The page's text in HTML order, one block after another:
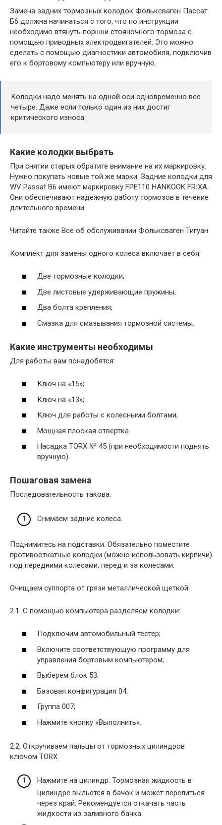
Замена задних тормозных колодок Фольксваген Пассат
Б6 должна начинаться с того, что по инструкции
необходимо втянуть поршни стояночного тормоза с
помощью приводных электродвигателей. Это можно
сделать с помощью диагностики автомобиля, подключив
его к бортовому компьютеру или вручную.
Колодки надо менять на одной оси одновременно все
четыре. Даже если только один из них достиг
критического износа.
Какие колодки выбрать
При снятии старых обратите внимание на их маркировку.
Нужно покупать новые той же марки. Задние колодки для
WV Passat B6 имеют маркировку FPE110 HANKOOK FRIXA.
Они обеспечивают надежную работу тормозов в течение
длительного времени.
Читайте также Все об обслуживании Фольксваген Тигуан
Комплект для замены одного колеса включает в себя:
Две тормозные колодки;
Две листовые удерживающие пружины;
Два болта крепления;
Смазка для смазывания тормозной системы.
Какие инструменты необходимы
Для работы вам понадобятся:
Ключ на «15»;
Ключ на «13»;
Ключ для работы с колесными болтами;
Мощная плоская отвертка
Насадка TORX № 45 (при необходимости поднять
вручную).
Пошаговая замена
Последовательность такова:
Снимаем задние колеса.
Поднимитесь на подставки. Обязательно поместите
противооткатные колодки (можно использовать кирпичи)
под передними колесами, перед и за колесами.
Очищаем суппорта от грязи металлической щеткой.
2.1. С помощью компьютера разделяем колодки:
Подключим автомобильный тестер;
Включите соответствующую программу для
управления бортовым компьютером;
Выберем блок 53;
Базовая конфигурация 04;
Группа 007;
Нажмите кнопку «Выполнить».
2.2. Откручиваем пальцы от тормозных цилиндров
ключом TORX.
Нажмите на цилиндр. Тормозная жидкость в
цилиндре выльется в бачок и может перелиться
через край. Рекомендуется откачать часть
жидкости из заливного бачка.